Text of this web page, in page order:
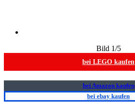
Bild 1/5
bei LEGO kaufen
bei Amazon kaufen
bei ebay kaufen